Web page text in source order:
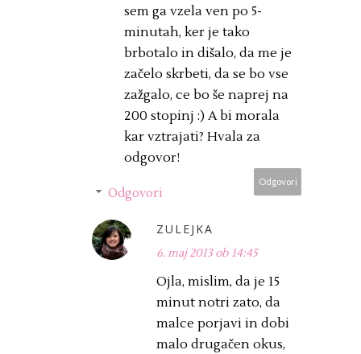
sem ga vzela ven po 5-
minutah, ker je tako
brbotalo in dišalo, da me je
začelo skrbeti, da se bo vse
zažgalo, ce bo še naprej na
200 stopinj :) A bi morala
kar vztrajati? Hvala za
odgovor!
Odgovori
Odgovori
ZULEJKA
6. maj 2013 ob 14:45
Ojla, mislim, da je 15
minut notri zato, da
malce porjavi in dobi
malo drugačen okus,